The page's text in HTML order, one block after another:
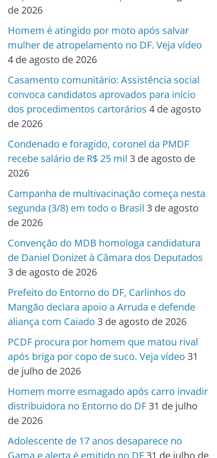
de 2026
Homem é atingido por moto após salvar
mulher de atropelamento no DF. Veja vídeo
4 de agosto de 2026
Casamento comunitário: Assistência social
convoca candidatos aprovados para início
dos procedimentos cartorários 4 de agosto
de 2026
Condenado e foragido, coronel da PMDF
recebe salário de R$ 25 mil 3 de agosto de
2026
Campanha de multivacinação começa nesta
segunda (3/8) em todo o Brasil 3 de agosto
de 2026
Convenção do MDB homologa candidatura
de Daniel Donizet à Câmara dos Deputados
3 de agosto de 2026
Prefeito do Entorno do DF, Carlinhos do
Mangão declara apoio a Arruda e defende
aliança com Caiado 3 de agosto de 2026
PCDF procura por homem que matou rival
após briga por copo de suco. Veja vídeo 31
de julho de 2026
Homem morre esmagado após carro invadir
distribuidora no Entorno do DF 31 de julho
de 2026
Adolescente de 17 anos desaparece no